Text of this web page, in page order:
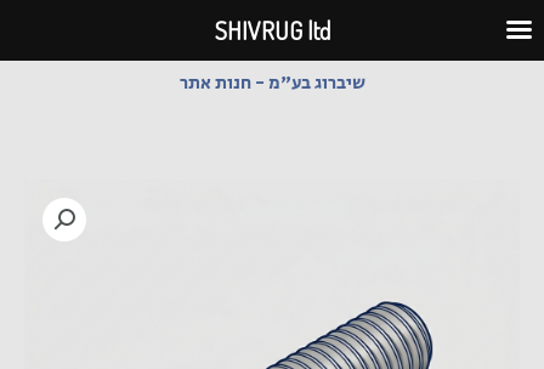
לתוכן
שיברוג בע"מ - חנות אתר
SHIVRUG ltd